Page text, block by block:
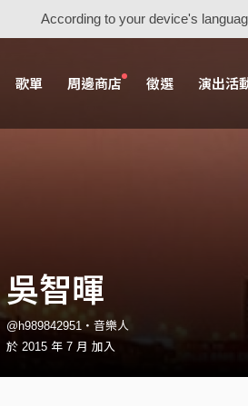
According to your device's
歌單 周邊商店 徵選 演出活
吳智暉
@h989842951・音樂人
於 2015 年 7 月 加入